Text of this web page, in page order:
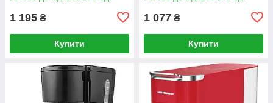
1 195 ₴
Купити
1 077 ₴
Купити